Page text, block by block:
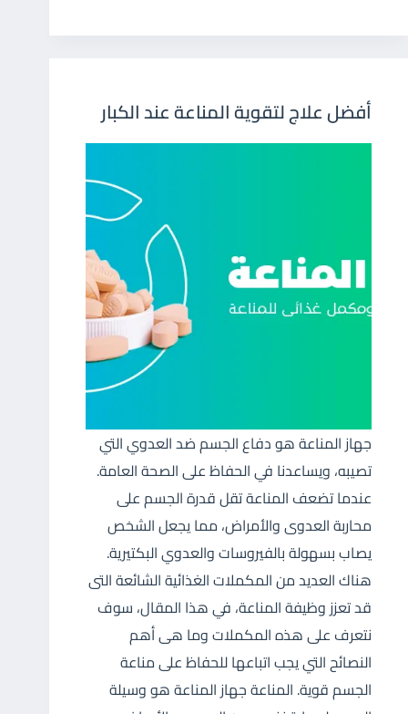
أفضل علاج لتقوية المناعة عند الكبار
جهاز المناعة هو دفاع الجسم ضد العدوي التي
تصيبه، ويساعدنا في الحفاظ على الصحة العامة.
عندما تضعف المناعة تقل قدرة الجسم على
محاربة العدوى والأمراض، مما يجعل الشخص
يصاب بسهولة بالفيروسات والعدوي البكتيرية.
هناك العديد من المكملات الغذائية الشائعة التى
قد تعزز وظيفة المناعة، في هذا المقال، سوف
نتعرف على هذه المكملات وما هى أهم
النصائح التي يجب اتباعها للحفاظ على مناعة
الجسم قوية. المناعة جهاز المناعة هو وسيلة